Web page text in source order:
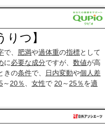
つ】
で、 肥満や過体重の指標として
に必要な成分ですが、 数値が高
きの条件で、 日内変動や個人差
～ 20％ 女性で 20～ 25％を適